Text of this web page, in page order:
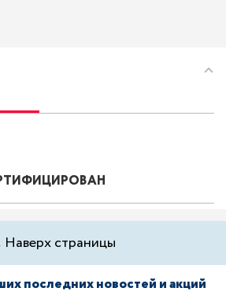
Наверх страницы
последних новостей и акций